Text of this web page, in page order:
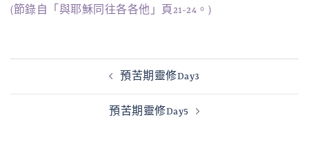
(節錄自「與耶穌同往各各他」頁21-24。)
導
預苦期靈修Day3
預苦期靈修Day5